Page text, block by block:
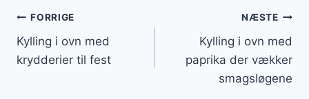
Indlægsnavigation
FORRIGE
Kylling i ovn med
krydderier til fest
NÆSTE
Kylling i ovn med
paprika der vækker
smagsløgene